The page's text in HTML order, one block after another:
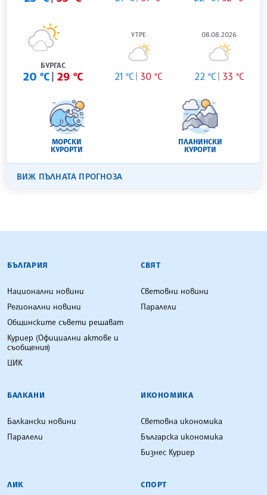
БУРГАС
20 °C 29 °C
УТРЕ
21 °C 30 °C
08.08.2026
22 °C 33 °C
МОРСКИ
КУРОРТИ
ПЛАНИНСКИ
КУРОРТИ
ВИЖ ПЪЛНАТА ПРОГНОЗА
БЪЛГАРСКА ТЕЛЕГРАФНА АГЕНЦИЯ
БЪЛГАРИЯ
Национални новини
Регионални новини
Общинските съвети решават
Куриер (Официални актове и
съобщения)
ЦИК
СВЯТ
Световни новини
Паралели
БАЛКАНИ
Балкански новини
Паралели
ИКОНОМИКА
Световна икономика
Българска икономика
Бизнес Куриер
ЛИК СПОРТ